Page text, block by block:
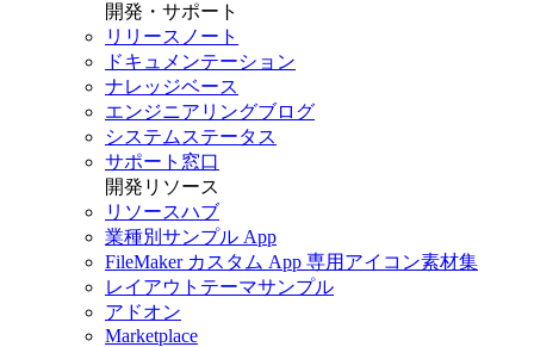
開発・サポート
リリースノート
ドキュメンテーション
ナレッジベース
エンジニアリングブログ
システムステータス
サポート窓口
開発リソース
リソースハブ
業種別サンプル App
FileMaker カスタム App 専用アイコン素材集
レイアウトテーマサンプル
アドオン
Marketplace